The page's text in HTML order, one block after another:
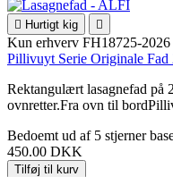
 Hurtigt kig 
Kun erhverv FH18725-2026
Pillivuyt Serie Originale
Rektangulært lasagnefad på
ovnretter.Fra ovn til
Bedoemt ud af 5 stjerner
450.00 DKK
Tilføj til kurv